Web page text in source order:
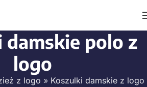
damskie polo z
logo
z logo » Koszulki damskie z logo